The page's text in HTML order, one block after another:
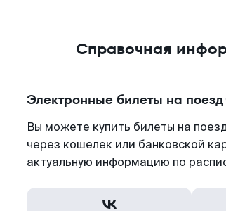
Справочная
Электронные билеты на поезд
Вы можете купить билеты на
через кошелек или банковской
актуальную информацию по